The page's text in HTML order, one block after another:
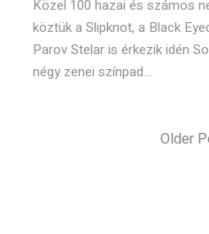
Közel 100 hazai és számos
köztük a Slipknot, a Black
Parov Stelar is érkezik idén
négy zenei színpad...
Older